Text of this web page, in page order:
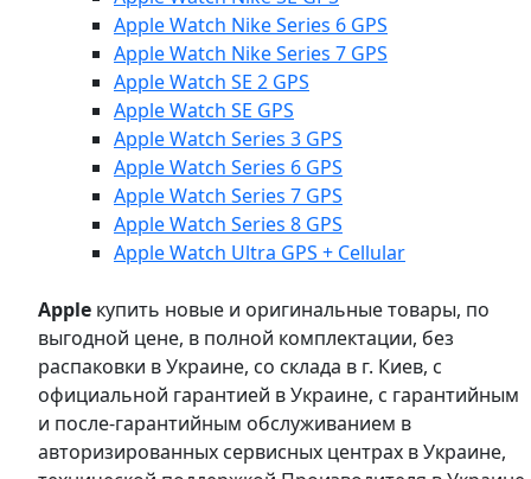
Apple Watch Nike Series 6 GPS
Apple Watch Nike Series 7 GPS
Apple Watch SE 2 GPS
Apple Watch SE GPS
Apple Watch Series 3 GPS
Apple Watch Series 6 GPS
Apple Watch Series 7 GPS
Apple Watch Series 8 GPS
Apple Watch Ultra GPS + Cellular
Apple купить новые и оригинальные товары, по
выгодной цене, в полной комплектации, без
распаковки в Украине, со склада в г. Киев, с
официальной гарантией в Украине, с гарантийным
и после-гарантийным обслуживанием в
авторизированных сервисных центрах в Украине,